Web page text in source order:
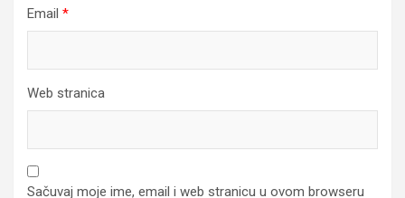
Email *
Web stranica
Sačuvaj moje ime, email i web stranicu u ovom browseru